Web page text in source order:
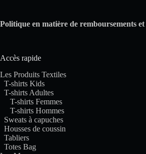
Politique en matière de remboursements
Accès rapide
Les Produits Textiles
T-shirts Kids
T-shirts Adultes
T-shirts Femmes
T-shirts Hommes
Sweats à capuches
Housses de coussin
Tabliers
Totes Bag